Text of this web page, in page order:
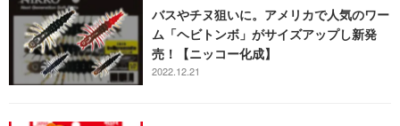
バスやチヌ狙いに。アメリカで人気のワー
ム「ヘビトンボ」がサイズアップし新発
売！【ニッコー化成】
2022.12.21